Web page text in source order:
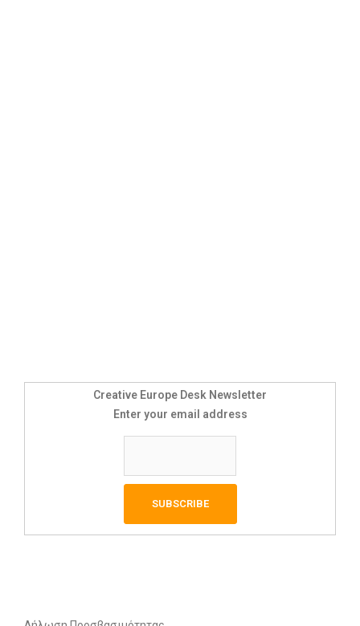
Creative Europe Desk Newsletter
Enter your email address